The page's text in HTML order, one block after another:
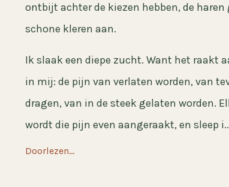
ontbijt achter de kiezen hebben, de haren
schone kleren aan.
Ik slaak een diepe zucht. Want het raakt
in mij: de pijn van verlaten worden, van
dragen, van in de steek gelaten worden.
wordt die pijn even aangeraakt, en sleep
Doorlezen...